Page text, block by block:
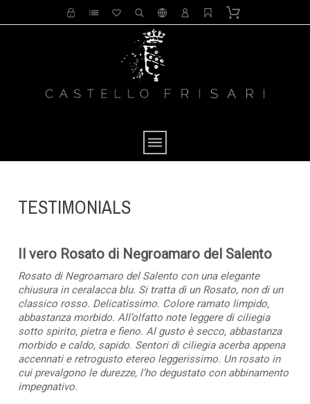
TESTIMONIALS
Il vero Rosato di Negroamaro del Salento
Rosato di Negroamaro del Salento con una elegante
chiusura in ceralacca blu. Si tratta di un Rosato, non di un
classico rosso. Delicatissimo. Colore ramato limpido,
abbastanza morbido. All’olfatto note leggere di ciliegia
sotto spirito, pietra e fieno. Al gusto è secco, abbastanza
morbido e caldo, sapido. Sentori di ciliegia acerba appena
accennati e retrogusto etereo leggerissimo. Un rosato in
cui prevalgono le durezze, l’ho degustato con abbinamento
impegnativo.